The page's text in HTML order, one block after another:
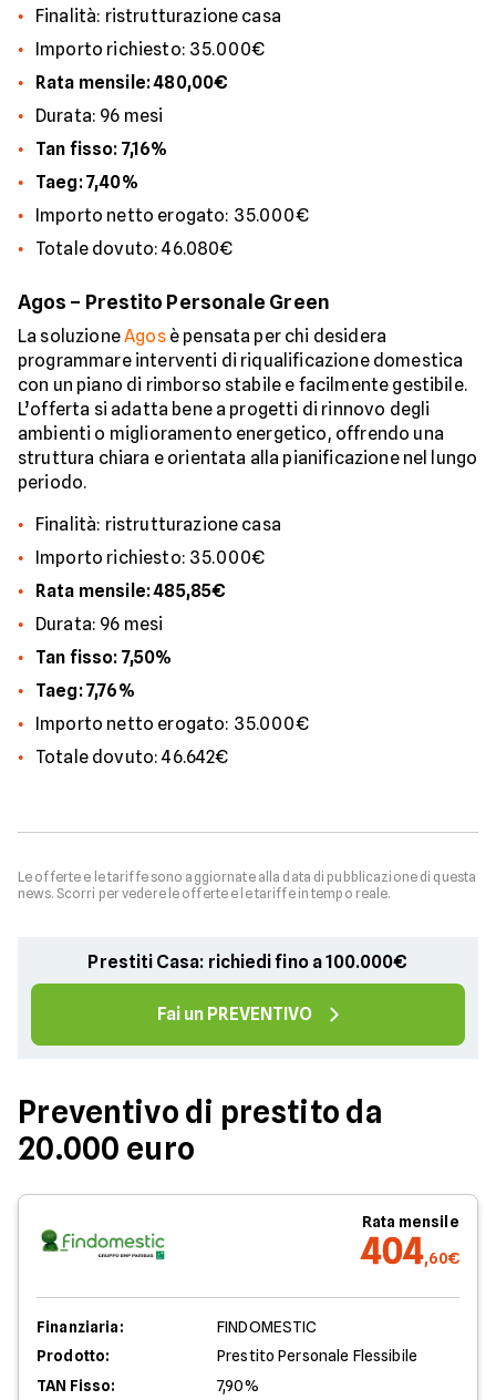
Finalità: ristrutturazione casa
Importo richiesto: 35.000€
Rata mensile: 480,00€
Durata: 96 mesi
Tan fisso: 7,16%
Taeg: 7,40%
Importo netto erogato: 35.000€
Totale dovuto: 46.080€
Agos – Prestito Personale Green
La soluzioneAgosè pensata per chi desidera
programmare interventi di riqualificazione domestica
con un piano di rimborso stabile e facilmente gestibile.
L’offerta si adatta bene a progetti di rinnovo degli
ambienti o miglioramento energetico, offrendo una
struttura chiara e orientata alla pianificazione nel lungo
periodo.
Finalità: ristrutturazione casa
Importo richiesto: 35.000€
Rata mensile: 485,85€
Durata: 96 mesi
Tan fisso: 7,50%
Taeg: 7,76%
Importo netto erogato: 35.000€
Totale dovuto: 46.642€
Le offerte e le tariffe sono aggiornate alla data di pubblicazione di questa
news. Scorri per vedere le offerte e le tariffe in tempo reale.
Prestiti Casa: richiedi fino a 100.000€
Fai un PREVENTIVO
Preventivo di prestito da
20.000 euro
Rata mensile
404,60€
Finanziaria:
FINDOMESTIC
Prodotto:
Prestito Personale Flessibile
TAN Fisso:
7,90%